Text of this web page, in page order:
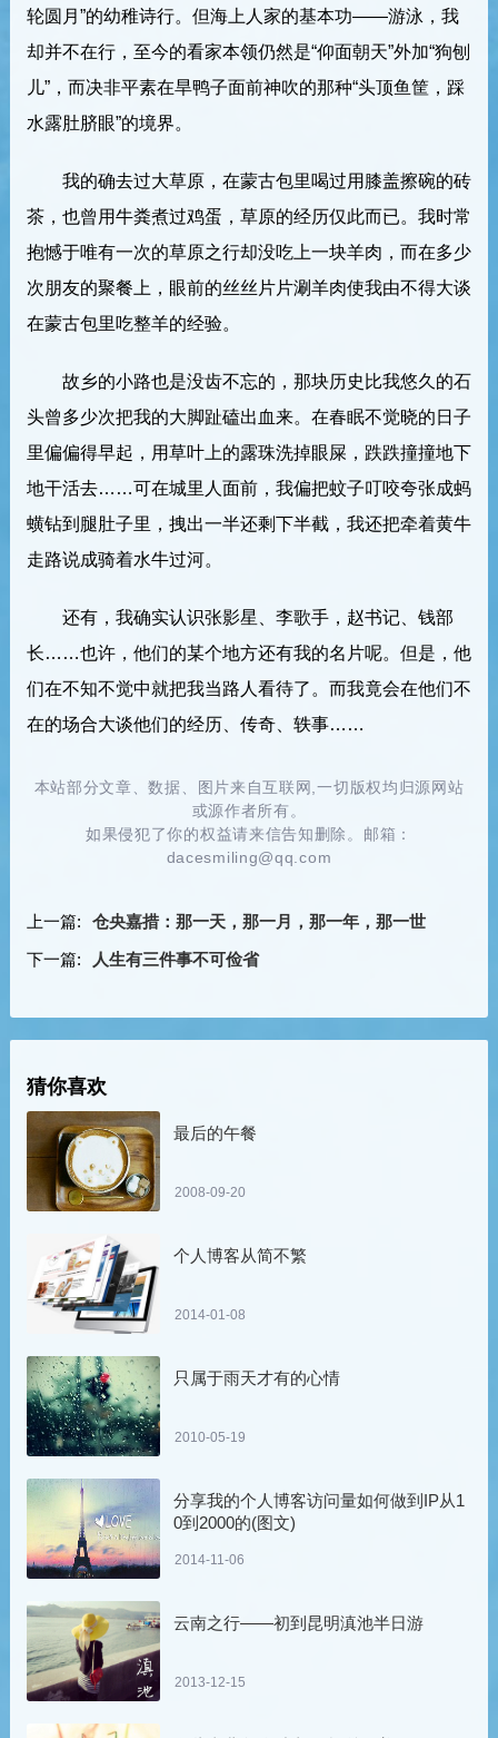
轮圆月”的幼稚诗行。但海上人家的基本功——游泳，我
却并不在行，至今的看家本领仍然是“仰面朝天”外加“狗刨
儿”，而决非平素在旱鸭子面前神吹的那种“头顶鱼筐，踩
水露肚脐眼”的境界。
我的确去过大草原，在蒙古包里喝过用膝盖擦碗的砖
茶，也曾用牛粪煮过鸡蛋，草原的经历仅此而已。我时常
抱憾于唯有一次的草原之行却没吃上一块羊肉，而在多少
次朋友的聚餐上，眼前的丝丝片片涮羊肉使我由不得大谈
在蒙古包里吃整羊的经验。
故乡的小路也是没齿不忘的，那块历史比我悠久的石
头曾多少次把我的大脚趾磕出血来。在春眠不觉晓的日子
里偏偏得早起，用草叶上的露珠洗掉眼屎，跌跌撞撞地下
地干活去……可在城里人面前，我偏把蚊子叮咬夸张成蚂
蟥钻到腿肚子里，拽出一半还剩下半截，我还把牵着黄牛
走路说成骑着水牛过河。
还有，我确实认识张影星、李歌手，赵书记、钱部
长……也许，他们的某个地方还有我的名片呢。但是，他
们在不知不觉中就把我当路人看待了。而我竟会在他们不
在的场合大谈他们的经历、传奇、轶事……
本站部分文章、数据、图片来自互联网,一切版权均归源网站
或源作者所有。
如果侵犯了你的权益请来信告知删除。邮箱：
dacesmiling@qq.com
上一篇:
仓央嘉措：那一天，那一月，那一年，那一世
下一篇:
人生有三件事不可俭省
猜你喜欢
最后的午餐
2008-09-20
个人博客从简不繁
2014-01-08
只属于雨天才有的心情
2010-05-19
分享我的个人博客访问量如何做到IP从1
0到2000的(图文)
2014-11-06
云南之行——初到昆明滇池半日游
2013-12-15